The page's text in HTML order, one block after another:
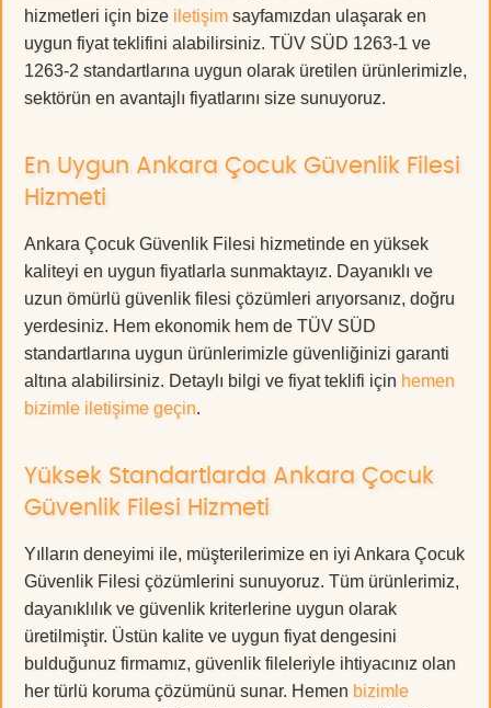
hizmetleri için bize iletişim sayfamızdan ulaşarak en
uygun fiyat teklifini alabilirsiniz. TÜV SÜD 1263-1 ve
1263-2 standartlarına uygun olarak üretilen ürünlerimizle,
sektörün en avantajlı fiyatlarını size sunuyoruz.
En Uygun Ankara Çocuk Güvenlik Filesi
Hizmeti
Ankara Çocuk Güvenlik Filesi hizmetinde en yüksek
kaliteyi en uygun fiyatlarla sunmaktayız. Dayanıklı ve
uzun ömürlü güvenlik filesi çözümleri arıyorsanız, doğru
yerdesiniz. Hem ekonomik hem de TÜV SÜD
standartlarına uygun ürünlerimizle güvenliğinizi garanti
altına alabilirsiniz. Detaylı bilgi ve fiyat teklifi için hemen
bizimle iletişime geçin.
Yüksek Standartlarda Ankara Çocuk
Güvenlik Filesi Hizmeti
Yılların deneyimi ile, müşterilerimize en iyi Ankara Çocuk
Güvenlik Filesi çözümlerini sunuyoruz. Tüm ürünlerimiz,
dayanıklılık ve güvenlik kriterlerine uygun olarak
üretilmiştir. Üstün kalite ve uygun fiyat dengesini
bulduğunuz firmamız, güvenlik fileleriyle ihtiyacınız olan
her türlü koruma çözümünü sunar. Hemen bizimle